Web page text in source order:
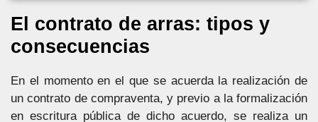
El contrato de arras: tipos y
consecuencias
En el momento en el que se acuerda la realización de
un contrato de compraventa, y previo a la formalización
en escritura pública de dicho acuerdo, se realiza un